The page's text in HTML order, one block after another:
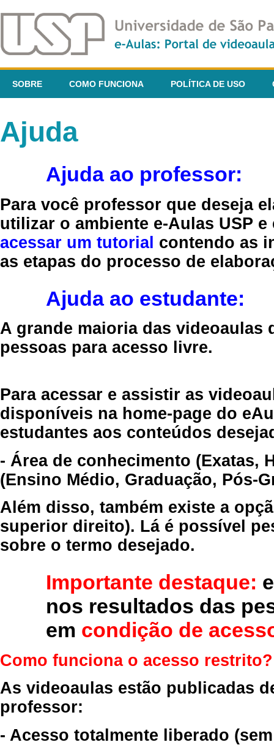
SOBRE COMO FUNCIONA POLÍTICA DE USO
Ajuda
Ajuda ao professor:
Para você professor que deseja
utilizar o ambiente e-Aulas USP
acessar um tutorial contendo as
as etapas do processo de
Ajuda ao estudante:
A grande maioria das videoaulas
pessoas para acesso livre.
Para acessar e assistir as
disponíveis na home-page do
estudantes aos conteúdos
- Área de conhecimento (Exatas,
(Ensino Médio, Graduação, Pós-
Além disso, também existe a
superior direito). Lá é possível
sobre o termo desejado.
Importante destaque:
nos resultados das
em condição de
Como funciona o acesso restrito?
As videoaulas estão publicadas
professor:
- Acesso totalmente liberado